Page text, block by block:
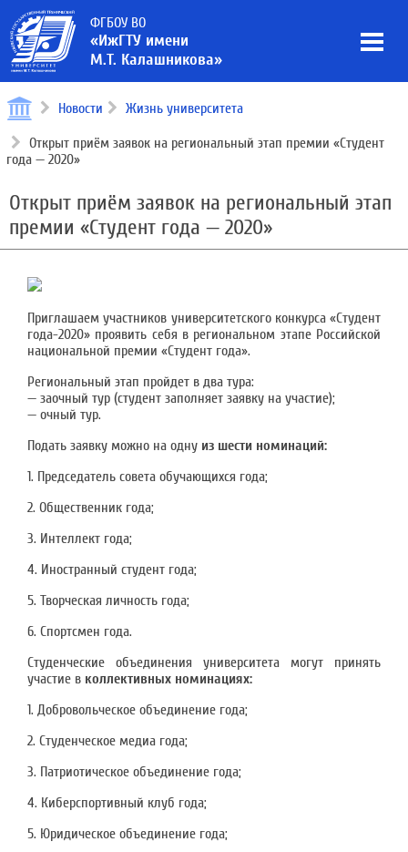
ФГБОУ ВО
«ИжГТУ имени
М.Т. Калашникова»
Новости Жизнь университета
Открыт приём заявок на региональный этап премии «Студент
года — 2020»
Открыт приём заявок на региональный этап
премии «Студент года — 2020»
Приглашаем участников университетского конкурса «Студент
года-2020» проявить себя в региональном этапе Российской
национальной премии «Студент года».
Региональный этап пройдет в два тура:
— заочный тур (студент заполняет заявку на участие);
— очный тур.
Подать заявку можно на одну из шести номинаций:
1. Председатель совета обучающихся года;
2. Общественник года;
3. Интеллект года;
4. Иностранный студент года;
5. Творческая личность года;
6. Спортсмен года.
Студенческие объединения университета могут принять
участие в коллективных номинациях:
1. Добровольческое объединение года;
2. Студенческое медиа года;
3. Патриотическое объединение года;
4. Киберспортивный клуб года;
5. Юридическое объединение года;